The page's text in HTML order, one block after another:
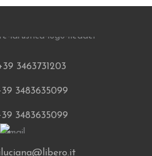
3463731203
3483635099
3483635099